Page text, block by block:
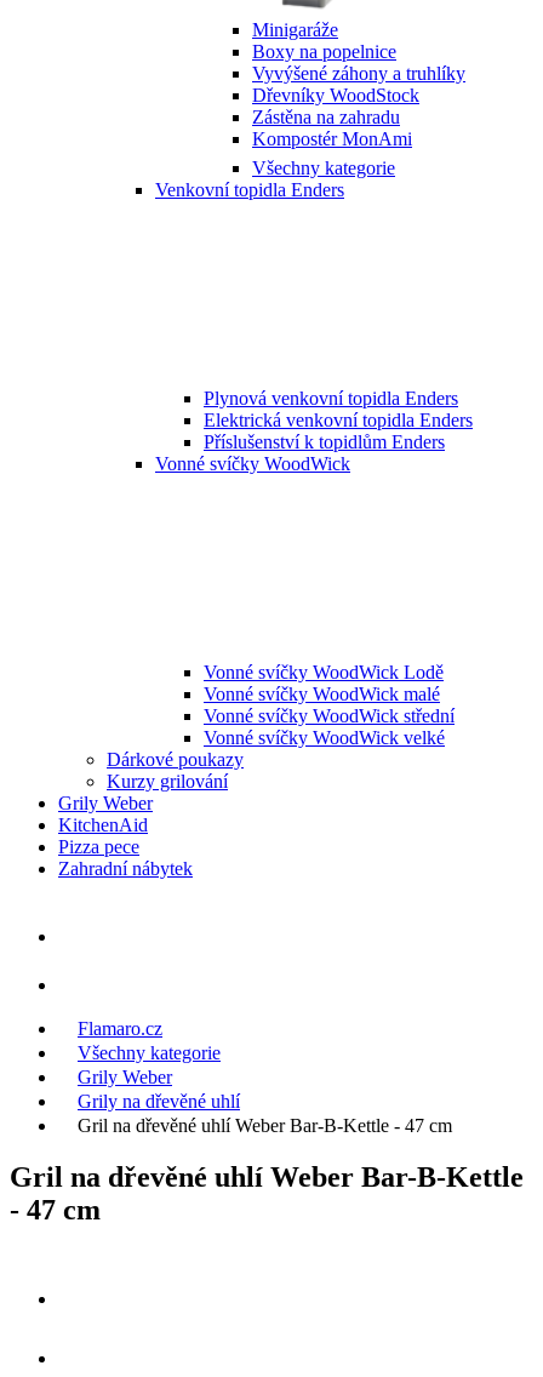
Minigaráže
Boxy na popelnice
Vyvýšené záhony a truhlíky
Dřevníky WoodStock
Zástěna na zahradu
Kompostér MonAmi
Všechny kategorie
Venkovní topidla Enders
Plynová venkovní topidla Enders
Elektrická venkovní topidla Enders
Příslušenství k topidlům Enders
Vonné svíčky WoodWick
Vonné svíčky WoodWick Lodě
Vonné svíčky WoodWick malé
Vonné svíčky WoodWick střední
Vonné svíčky WoodWick velké
Dárkové poukazy
Kurzy grilování
Grily Weber
KitchenAid
Pizza pece
Zahradní nábytek
Flamaro.cz
Všechny kategorie
Grily Weber
Grily na dřevěné uhlí
Gril na dřevěné uhlí Weber Bar-B-Kettle - 47 cm
Gril na dřevěné uhlí Weber Bar-B-Kettle
- 47 cm